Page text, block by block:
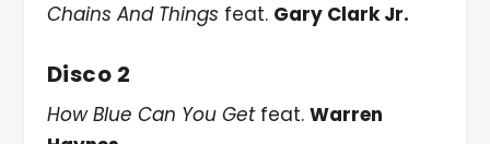
Chains And Things feat. Gary Clark Jr.
Disco 2
How Blue Can You Getfeat. Warren